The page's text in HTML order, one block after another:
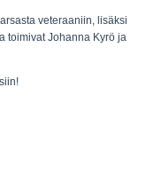
veteraaniin, lisäksi
toimivat Johanna Kyrö ja